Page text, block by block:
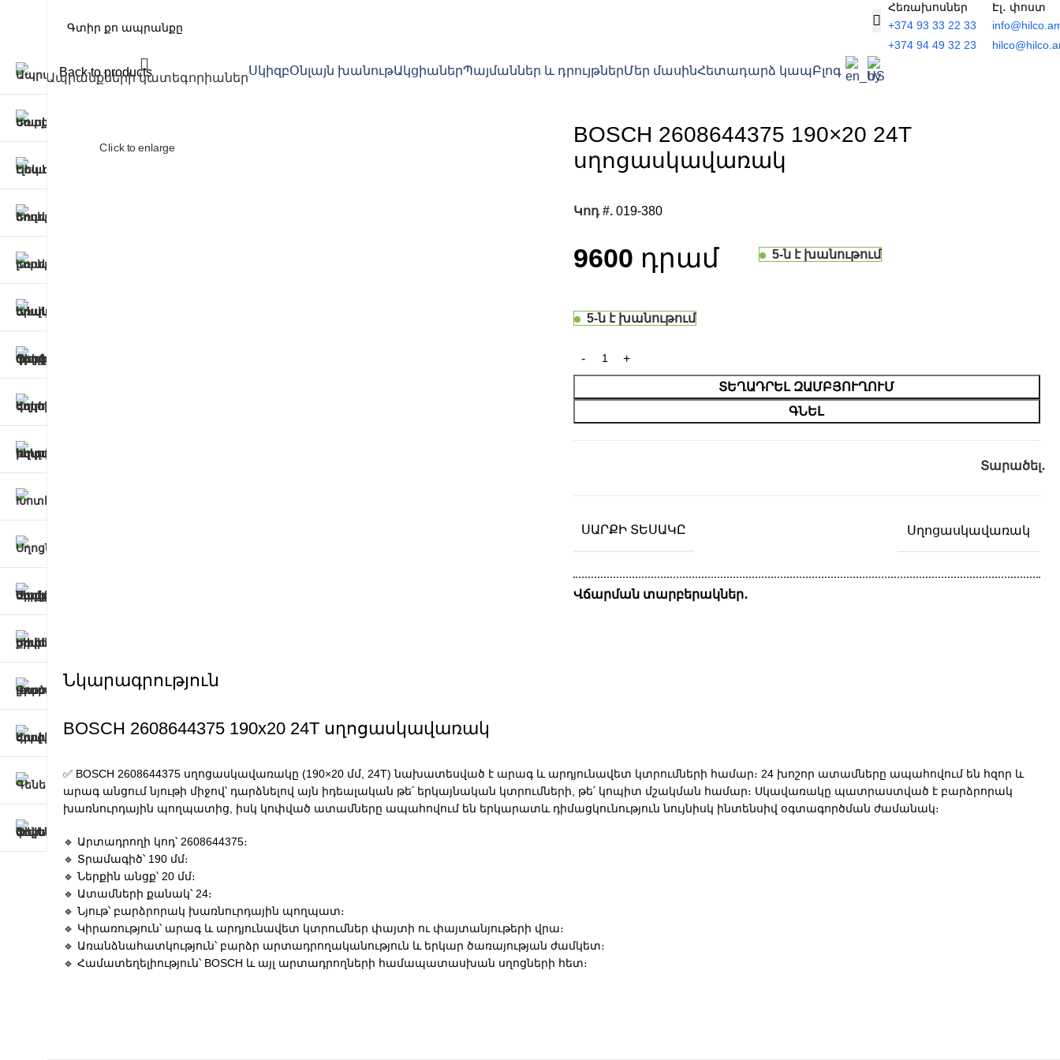
Հեռախոսներ
+374 93 33 22 33
+374 94 49 32 23
Էլ․ փոստ
Ապրանքների կատեգորիաներ
ՍկիզբՕնլայն խանութԱկցիաներՊայմաններ և դրույթներՄեր մասինՀետադարձ կապԲլոգ
Back to products
Click to enlarge
BOSCH 2608644375 190×20 24T
սղոցասկավառակ
Կոդ #. 019-380
9600 5-ն է խանութում
5-ն է խանութում
ՏԵՂԱԴՐԵԼ ԶԱՄԲՅՈՒՂՈՒՄ
ԳՆԵԼ
Տարածել․
ՍԱՐՔԻ ՏԵՍԱԿԸ Սղոցասկավառակ
Վճարման տարբերակներ․
Նկարագրություն
BOSCH 2608644375 190x20 24T սղոցասկավառակ
✅ BOSCH 2608644375 սղոցասկավառակը (190×20 մմ, 24T) նախատեսված է արագ և արդյունավետ կտրումների համար։ 24 խոշոր ատամները ապահովում են հզոր և
արագ անցում նյութի միջով՝ դարձնելով այն իդեալական թե՛ երկայնական կտրումների, թե՛ կոպիտ մշակման համար։ Սկավառակը պատրաստված է բարձրորակ
խառնուրդային պողպատից, իսկ կոփված ատամները ապահովում են երկարատև դիմացկունություն նույնիսկ ինտենսիվ օգտագործման ժամանակ։
🔹 Արտադրողի կոդ՝ 2608644375։
🔹 Տրամագիծ՝ 190 մմ։
🔹 Ներքին անցք՝ 20 մմ։
🔹 Ատամների քանակ՝ 24։
🔹 Նյութ՝ բարձրորակ խառնուրդային պողպատ։
🔹 Կիրառություն՝ արագ և արդյունավետ կտրումներ փայտի ու փայտանյութերի վրա։
🔹 Առանձնահատկություն՝ բարձր արտադրողականություն և երկար ծառայության ժամկետ։
🔹 Համատեղելիություն՝ BOSCH և այլ արտադրողների համապատասխան սղոցների հետ։